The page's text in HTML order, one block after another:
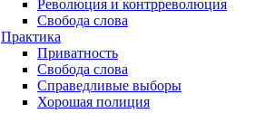
Революция и контрреволюция
Свобода слова
Практика
Приватность
Свобода слова
Справедливые выборы
Хорошая полиция